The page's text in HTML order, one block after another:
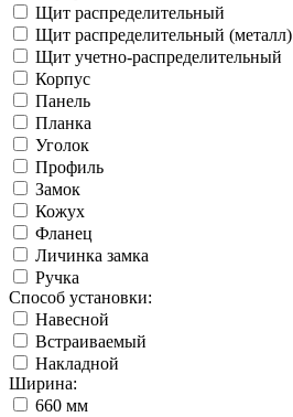
Щит распределительный
Щит распределительный (металл)
Щит учетно-распределительный
Корпус
Панель
Планка
Уголок
Профиль
Замок
Кожух
Фланец
Личинка замка
Ручка
Способ установки:
Навесной
Встраиваемый
Накладной
Ширина:
660 мм